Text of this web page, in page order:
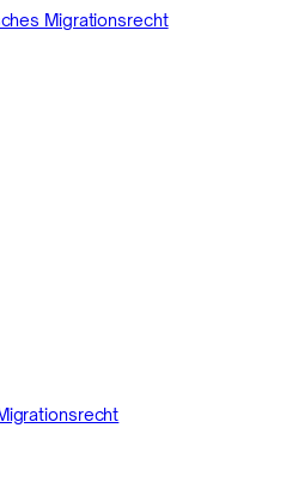
Migrationsrecht